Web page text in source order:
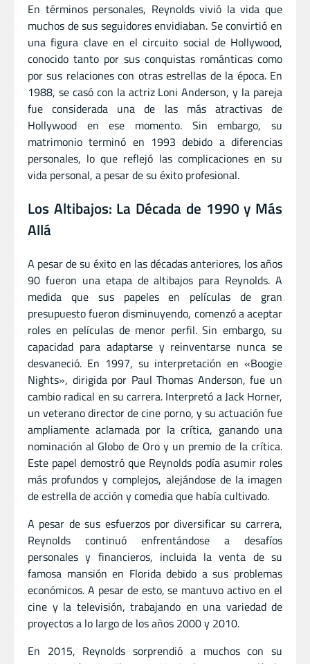
En términos personales, Reynolds vivió la vida que
muchos de sus seguidores envidiaban. Se convirtió en
una figura clave en el circuito social de Hollywood,
conocido tanto por sus conquistas románticas como
por sus relaciones con otras estrellas de la época. En
1988, se casó con la actriz Loni Anderson, y la pareja
fue considerada una de las más atractivas de
Hollywood en ese momento. Sin embargo, su
matrimonio terminó en 1993 debido a diferencias
personales, lo que reflejó las complicaciones en su
vida personal, a pesar de su éxito profesional.
Los Altibajos: La Década de 1990 y Más
Allá
A pesar de su éxito en las décadas anteriores, los años
90 fueron una etapa de altibajos para Reynolds. A
medida que sus papeles en películas de gran
presupuesto fueron disminuyendo, comenzó a aceptar
roles en películas de menor perfil. Sin embargo, su
capacidad para adaptarse y reinventarse nunca se
desvaneció. En 1997, su interpretación en «Boogie
Nights», dirigida por Paul Thomas Anderson, fue un
cambio radical en su carrera. Interpretó a Jack Horner,
un veterano director de cine porno, y su actuación fue
ampliamente aclamada por la crítica, ganando una
nominación al Globo de Oro y un premio de la crítica.
Este papel demostró que Reynolds podía asumir roles
más profundos y complejos, alejándose de la imagen
de estrella de acción y comedia que había cultivado.
A pesar de sus esfuerzos por diversificar su carrera,
Reynolds continuó enfrentándose a desafíos
personales y financieros, incluida la venta de su
famosa mansión en Florida debido a sus problemas
económicos. A pesar de esto, se mantuvo activo en el
cine y la televisión, trabajando en una variedad de
proyectos a lo largo de los años 2000 y 2010.
En 2015, Reynolds sorprendió a muchos con su